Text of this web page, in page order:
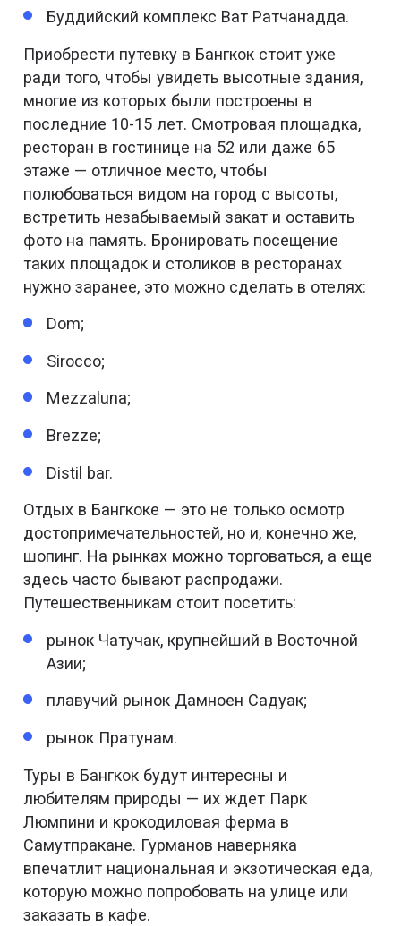
Буддийский комплекс Ват Ратчанадда.
Приобрести путевку в Бангкок стоит уже
ради того, чтобы увидеть высотные здания,
многие из которых были построены в
последние 10-15 лет. Смотровая площадка,
ресторан в гостинице на 52 или даже 65
этаже — отличное место, чтобы
полюбоваться видом на город с высоты,
встретить незабываемый закат и оставить
фото на память. Бронировать посещение
таких площадок и столиков в ресторанах
нужно заранее, это можно сделать в отелях:
Dom;
Sirocco;
Mezzaluna;
Brezze;
Distil bar.
Отдых в Бангкоке — это не только осмотр
достопримечательностей, но и, конечно же,
шопинг. На рынках можно торговаться, а еще
здесь часто бывают распродажи.
Путешественникам стоит посетить:
рынок Чатучак, крупнейший в Восточной
Азии;
плавучий рынок Дамноен Садуак;
рынок Пратунам.
Туры в Бангкок будут интересны и
любителям природы — их ждет Парк
Люмпини и крокодиловая ферма в
Самутпракане. Гурманов наверняка
впечатлит национальная и экзотическая еда,
которую можно попробовать на улице или
заказать в кафе.